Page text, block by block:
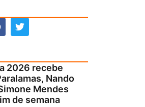
2026 recebe
Nando
Mendes
de semana